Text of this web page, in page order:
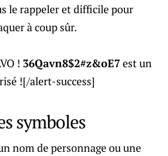
le rappeler et difficile pour
à coup sûr.
! 36Qavn8$2#z&oE7est un
![/alert-success]
symboles
nom de personnage ou une